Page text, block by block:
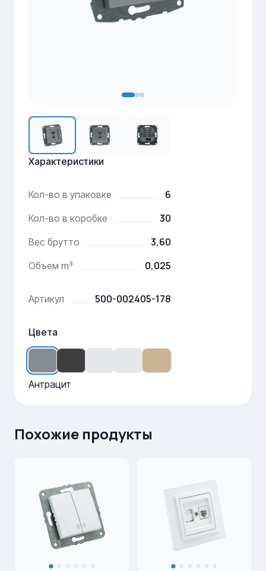
Характеристики
Кол-во в упаковке 6
Кол-во в коробке 30
Вес брутто 3,60
Объем m³ 0,025
Артикул 500-002405-178
Цвета
Антрацит
Похожие продукты